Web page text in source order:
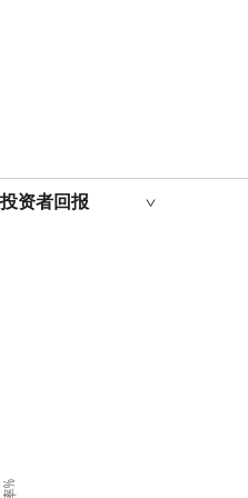
投资者回报